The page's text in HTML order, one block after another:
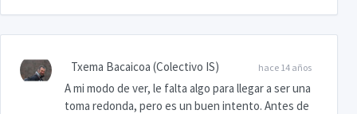
hace 14 años
Txema Bacaicoa (Colectivo IS)
A mi modo de ver, le falta algo para llegar a ser una
toma redonda, pero es un buen intento. Antes de